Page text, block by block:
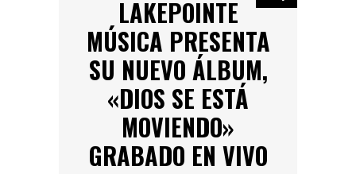
LAKEPOINTE
MÚSICA PRESENTA
SU NUEVO ÁLBUM,
«DIOS SE ESTÁ
MOVIENDO»
GRABADO EN VIVO